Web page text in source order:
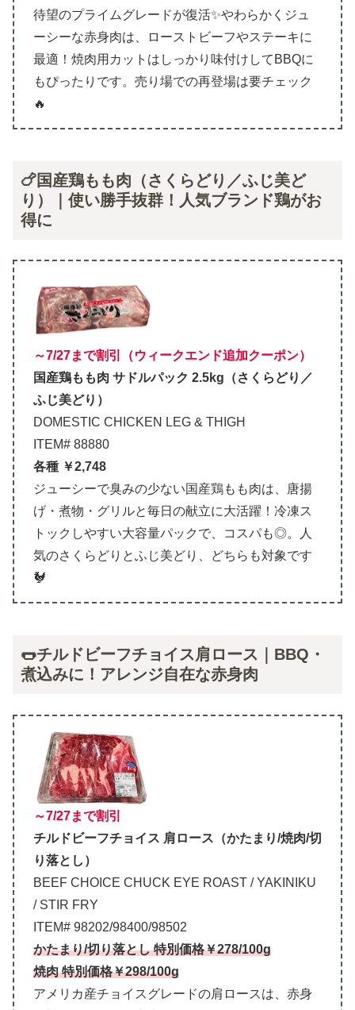
待望のプライムグレードが復活✨やわらかくジュ
ーシーな赤身肉は、ローストビーフやステーキに
最適！焼肉用カットはしっかり味付けしてBBQに
もぴったりです。売り場での再登場は要チェック
🔥
🍗国産鶏もも肉（さくらどり／ふじ美ど
り）｜使い勝手抜群！人気ブランド鶏がお
得に
～7/27まで割引（ウィークエンド追加クーポン）
国産鶏もも肉 サドルパック 2.5kg（さくらどり／
ふじ美どり）
DOMESTIC CHICKEN LEG & THIGH
ITEM# 88880
各種 ￥2,748
ジューシーで臭みの少ない国産鶏もも肉は、唐揚
げ・煮物・グリルと毎日の献立に大活躍！冷凍ス
トックしやすい大容量パックで、コスパも◎。人
気のさくらどりとふじ美どり、どちらも対象です
🐓
🌭チルドビーフチョイス肩ロース｜BBQ・
煮込みに！アレンジ自在な赤身肉
～7/27まで割引
チルドビーフチョイス 肩ロース（かたまり/焼肉/切
り落とし）
BEEF CHOICE CHUCK EYE ROAST / YAKINIKU
/ STIR FRY
ITEM# 98202/98400/98502
かたまり/切り落とし 特別価格￥278/100g
焼肉 特別価格￥298/100g
アメリカ産チョイスグレードの肩ロースは、赤身